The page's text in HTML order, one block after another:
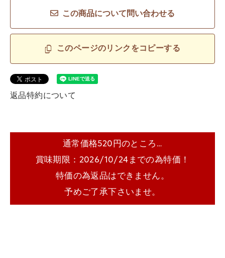
この商品について問い合わせる
このページのリンクをコピーする
返品特約について
通常価格520円のところ…
賞味期限：2026/10/24までの為特価！
特価の為返品はできません。
予めご了承下さいませ。